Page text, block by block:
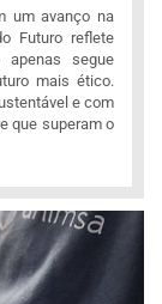
um avanço na
Futuro reflete
segue
mais ético.
e com
que superam o